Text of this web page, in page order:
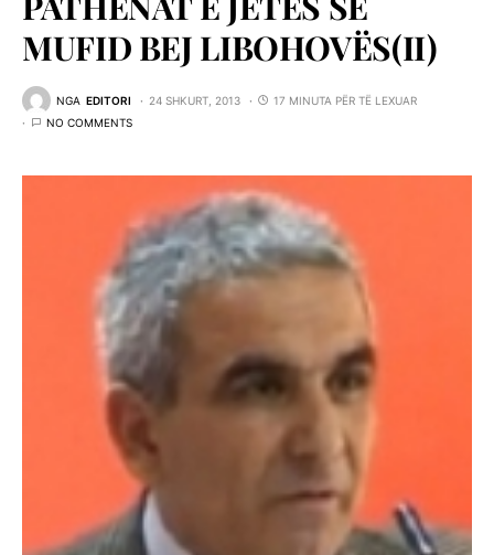
MUFID BEJ LIBOHOVËS(II)
NGA EDITORI 24 SHKURT, 2013
17 MINUTA PËR TË LEXUAR
NO COMMENTS